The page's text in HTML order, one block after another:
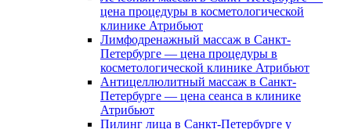
цена процедуры в косметологической
клинике Атрибьют
Лимфодренажный массаж в Санкт-
Петербурге — цена процедуры в
косметологической клинике Атрибьют
Антицеллюлитный массаж в Санкт-
Петербурге — цена сеанса в клинике
Атрибьют
Пилинг лица в Санкт-Петербурге у